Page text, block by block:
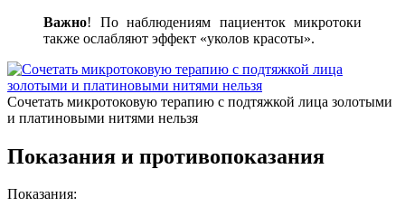
Важно! По наблюдениям пациенток микротоки
также ослабляют эффект «уколов красоты».
Сочетать микротоковую терапию с подтяжкой лица золотыми
и платиновыми нитями нельзя
Показания и противопоказания
Показания: